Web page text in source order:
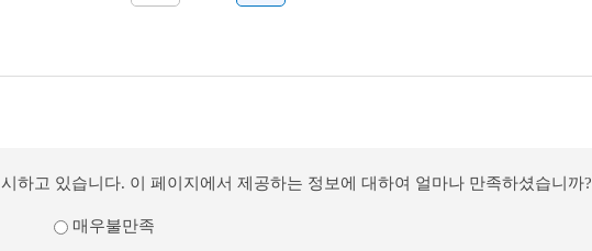
하고 있습니다. 이 페이지에서 제공하는 정보에 대하여 얼마나 만족하셨습니까?
매우불만족